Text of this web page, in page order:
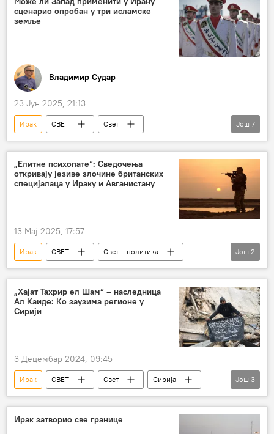
сценарио опробан у три исламске
земље
Владимир Судар
23 Јун 2025, 21:13
Ирак СВЕТ
Свет
Свет – политика
Иран
Сукоб на Блиском истоку
Сирија
Либија
Курди
Још 7
„Елитнe психопате“: Сведочења
откривају језиве злочине британских
специјалаца у Ираку и Авганистану
13 Мај 2025, 17:57
Ирак СВЕТ
Свет – политика
Велика Британија
Авганистан
Још 2
„Хајат Тахрир ел Шам“ – наследница
Ал Каиде: Ко заузима регионе у
Сирији
3 Децембар 2024, 09:45
Ирак СВЕТ Свет
Сирија
Ал Каида
тероризам
Још 3
Ирак затворио све границе